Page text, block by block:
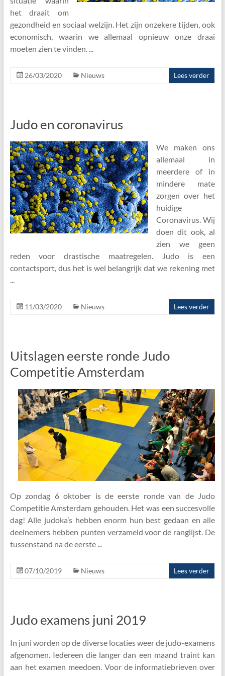
het draait om
gezondheid en sociaal welzijn. Het zijn onzekere tijden, ook
economisch, waarin we allemaal opnieuw onze draai
moeten zien te vinden.
26/03/2020 Nieuws Lees verder
Judo en coronavirus
We maken ons
allemaal in
meerdere of in
mindere mate
zorgen over het
huidige
Coronavirus. Wij
doen dit ook, al
zien we geen
reden voor drastische maatregelen. Judo is een
contactsport, dus het is wel belangrijk dat we rekening met
11/03/2020 Nieuws Lees verder
Uitslagen eerste ronde Judo
Competitie Amsterdam
Op zondag 6 oktober is de eerste ronde van de Judo
Competitie Amsterdam gehouden. Het was een succesvolle
dag! Alle judoka’s hebben enorm hun best gedaan en alle
deelnemers hebben punten verzameld voor de ranglijst. De
tussenstand na de eerste
07/10/2019 Nieuws Lees verder
Judo examens juni 2019
In juni worden op de diverse locaties weer de judo-examens
afgenomen. Iedereen die langer dan een maand traint kan
aan het examen meedoen. Voor de informatiebrieven over